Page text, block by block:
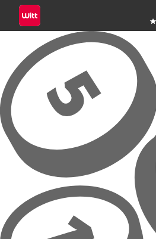
Přeskočit na hlavní obsah